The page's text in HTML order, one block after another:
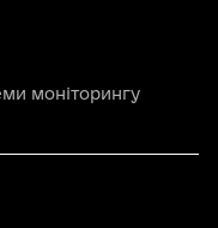
моніторингу